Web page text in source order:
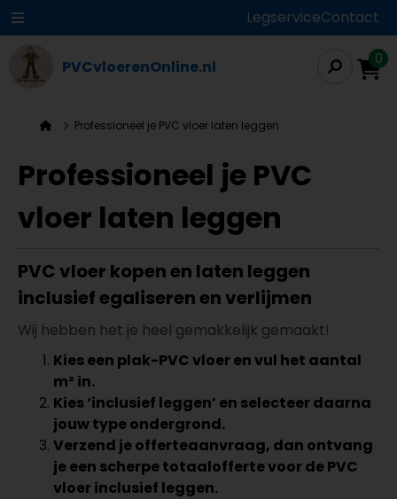
LegserviceContact
PVCvloerenOnline.nl 0
Professioneel je PVC vloer laten leggen
Professioneel je PVC
vloer laten leggen
PVC vloer kopen en laten leggen
inclusief egaliseren en verlijmen
Wij hebben het je heel gemakkelijk gemaakt!
Kies een plak-PVC vloer en vul het aantal
m² in.
Kies ‘inclusief leggen’ en selecteer daarna
jouw type ondergrond.
Verzend je offerteaanvraag, dan ontvang
je een scherpe totaalofferte voor de PVC
vloer inclusief leggen.